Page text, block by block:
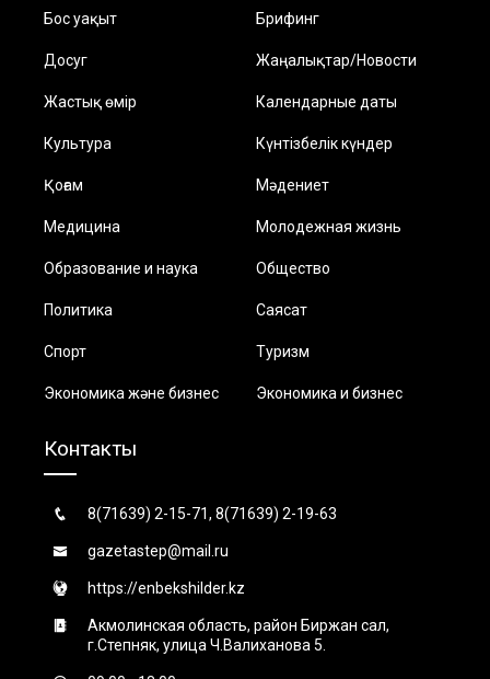
Бос уақыт Брифинг
Досуг Жаңалықтар/Новости
Жастық өмір Календарные даты
Культура Күнтізбелік күндер
Қоғам Мәдениет
Медицина Молодежная жизнь
Образование и наука Общество
Политика Саясат
Спорт Туризм
Экономика және бизнес Экономика и бизнес
Контакты
8(71639) 2-15-71, 8(71639) 2-19-63
gazetastep@mail.ru
https://enbekshilder.kz
Акмолинская область, район Биржан сал,
г.Степняк, улица Ч.Валиханова 5.